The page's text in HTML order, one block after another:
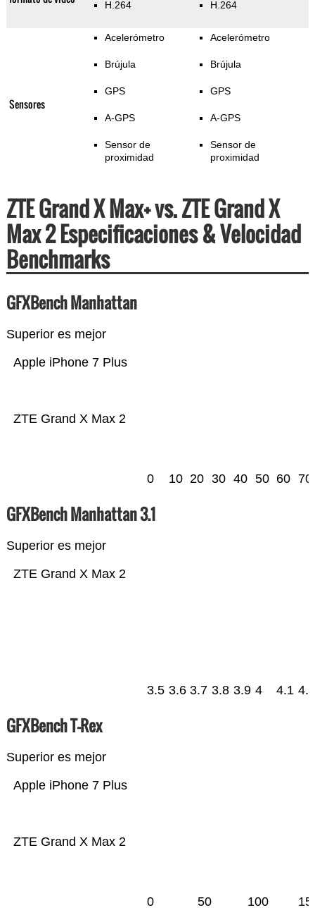
H.264 H.264
Sensores
Acelerómetro
Brújula
GPS
A-GPS
Sensor de
proximidad
Acelerómetro
Brújula
GPS
A-GPS
Sensor de
proximidad
ZTE Grand X Max+ vs. ZTE Grand X
Max 2 Especificaciones & Velocidad
Benchmarks
GFXBench Manhattan
Superior es mejor
ZTE Grand X Max 2
Apple iPhone 7 Plus
0 10 20 30 40 50 60 70
GFXBench Manhattan 3.1
Superior es mejor
ZTE Grand X Max 2
3.5 3.6 3.7 3.8 3.9 4 4.1 4.2
GFXBench T-Rex
Superior es mejor
ZTE Grand X Max 2
Apple iPhone 7 Plus
0 50 100